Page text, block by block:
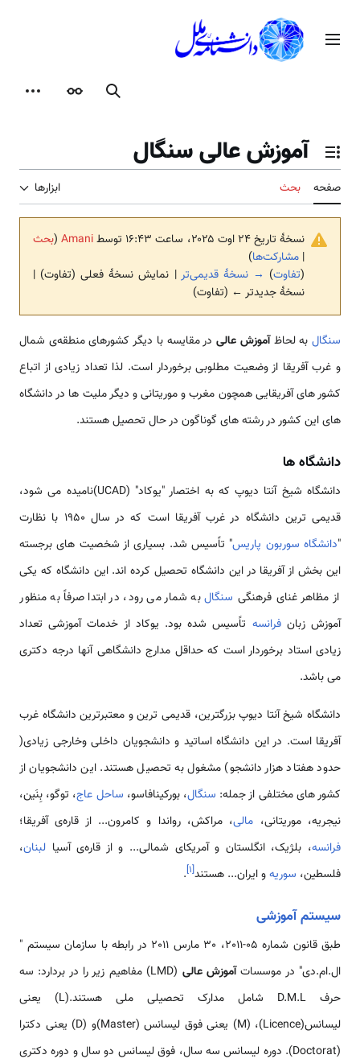
محتوامنوی اصلی
جستجوظاهر
تغییر وضعیت فهرست محتویات
آموزش عالی سنگال
صفحه بحث ابزارها
نسخهٔ تاریخ ‏۲۴ اوت ۲۰۲۵، ساعت ۱۶:۴۳ توسط Amani
(بحث
| مشارکت‌ها)
(تفاوت) → نسخهٔ قدیمی‌تر | نمایش نسخهٔ فعلی (تفاوت) |
نسخهٔ جدیدتر ← (تفاوت)
سنگالبه لحاظآموزش عالیدر مقایسه با دیگر کشورهای منطقه‌ی شمال
و غرب آفریقا از وضعیت مطلوبی برخوردار است. لذا تعداد زیادی از اتباع
کشور های آفریقایی همچون مغرب و موریتانی و دیگر ملیت ها در دانشگاه
های این کشور در رشته های گوناگون در حال تحصیل هستند.
دانشگاه ها
دانشگاه شیخ آنتا دیوپ که به اختصار "یوکاد" (UCAD)نامیده می شود،
قدیمی ترین دانشگاه در غرب آفریقا است که در سال 1950 با نظارت
"دانشگاه سوربون پاریس" تاًسیس شد. بسیاری از شخصیت های برجسته
این بخش از آفریقا در این دانشگاه تحصیل کرده اند. این دانشگاه که یکی
از مظاهر غنای فرهنگی سنگالبه شمار می رود، در ابتدا صرفاً به منظور
آموزش زبانفرانسه تاًسیس شده بود. یوکاد از خدمات آموزشی تعداد
زیادی استاد برخوردار است که حداقل مدارج دانشگاهی آنها درجه دکتری
می باشد.
دانشگاه شیخ آنتا دیوپ بزرگترین، قدیمی ترین و معتبرترین دانشگاه غرب
آفریقا است. در این دانشگاه اساتید و دانشجویان داخلی وخارجی زیادی(
حدود هفتاد هزار دانشجو) مشغول به تحصیل هستند. این دانشجویان از
کشور های مختلفی از جمله: سنگال، بورکینافاسو، ساحل عاج، توگو، بِنَین،
نیجریه، موریتانی، مالی، مراکش، رواندا و کامرون... از قاره‌ی آفریقا؛
فرانسه، بلژیک، انگلستان و آمریکای شمالی... و از قاره‌ی آسیا لبنان،
فلسطین، سوریهو ایران... هستند[۱]
.
سیستم آموزشی
طبق قانون شماره 05-2011، 30 مارس 2011 در رابطه با سازمان سیستم "
ال.ام.دی" در موسساتآموزش عالی
(LMD) مفاهیم زیر را در بردارد: سه
حرف D.M.L شامل مدارک تحصیلی ملی هستند.(L) یعنی
لیسانس(Licence)، (M) یعنی فوق لیسانس (Master)و (D) یعنی دکترا
(Doctorat). دوره لیسانس سه سال، فوق لیسانس دو سال و دوره دکتری